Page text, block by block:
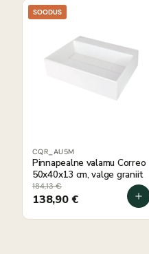
SOODUS
CQR_AU5M
Pinnapealne valamu Correo
50x40x13 cm, valge graniit
184,13€
138,90€